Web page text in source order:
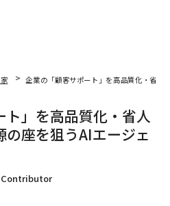
企業の「顧客サポート」を高品質化・省人
」を高品質化・省人
座を狙うAIエージェ
Contributor